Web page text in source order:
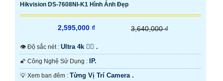
Hikvision DS-7608NI-K1 Hình Ảnh Đẹp
2,595,000 ₫ 3,640,000 ₫
👁 Độ sắc nét : Ultra 4k 👍🏾 .
🌠 Công Nghệ Sử Dụng : IP.
💡 Xem ban đêm : Từng Vị Trí Camera .